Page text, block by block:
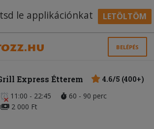
le applikációnkat LETÖLTÖM
BELÉPÉS
Express Étterem
4.6/5 (400+)
11:00 - 22:45
60 - 90 perc
2 000 Ft